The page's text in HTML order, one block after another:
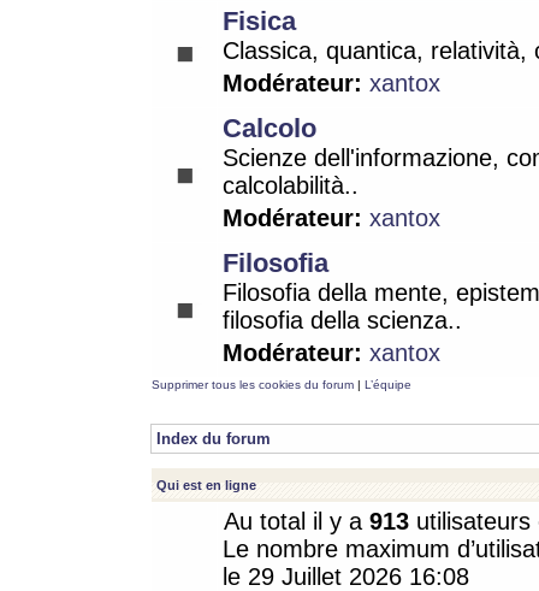
Fisica
Classica, quantica, relatività,
Modérateur: xantox
Calcolo
Scienze dell'informazione,
calcolabilità..
Modérateur: xantox
Filosofia
Filosofia della mente,
filosofia della scienza..
Modérateur: xantox
Supprimer tous les cookies du forum | L’équipe
Index du forum
Qui est en ligne
Au total il y a 913
Le nombre maximum
le 29 Juillet 2026 16:08